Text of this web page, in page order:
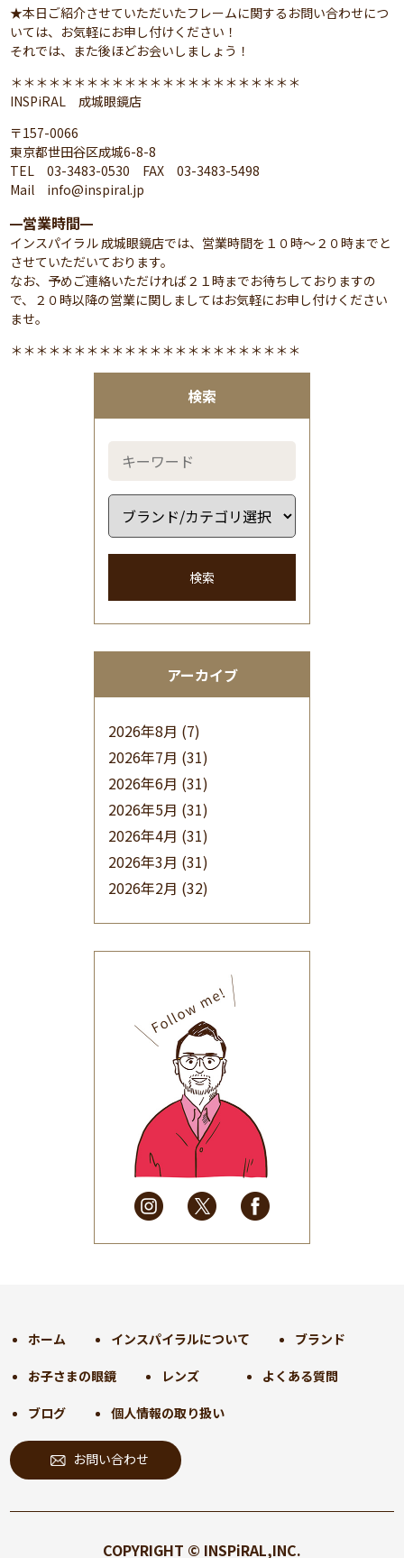
検索
検索
アーカイブ
2026年8月 (7)
2026年7月 (31)
2026年6月 (31)
2026年5月 (31)
2026年4月 (31)
2026年3月 (31)
2026年2月 (32)
(32)
2025年9月(30)
2025年8月(31)
2025年7月(37)
2025年6月(48)
2025年5月
(41)
2025年4月
(32)
2025年3月(31)
2025年2月
(28)
2025年1月
(34)
2024年9月(30)
2024年7月(31)
2024年6月(30)
2024年5月
2024年4月 (32)
2024年2月(31)
2024年1月(45)
★本日ご紹介させていただいたフレームに関するお問い合わせにつ
いては、お気軽にお申し付けください！
それでは、また後ほどお会いしましょう！
＊＊＊＊＊＊＊＊＊＊＊＊＊＊＊＊＊＊＊＊＊＊＊
INSPiRAL 成城眼鏡店
〒157-0066
東京都世田谷区成城6-8-8
TEL 03-3483-0530 FAX 03-3483-5498
Mail info@inspiral.jp
━営業時間━
インスパイラル 成城眼鏡店では、営業時間を１０時～２０時までと
させていただいております。
なお、予めご連絡いただければ２１時までお待ちしておりますの
で、２０時以降の営業に関しましてはお気軽にお申し付けください
ませ。
＊＊＊＊＊＊＊＊＊＊＊＊＊＊＊＊＊＊＊＊＊＊＊
ホーム インスパイラルについて ブランド
お子さまの眼鏡 レンズ よくある質問
ブログ 個人情報の取り扱い
お問い合わせ
COPYRIGHT © INSPiRAL,INC.